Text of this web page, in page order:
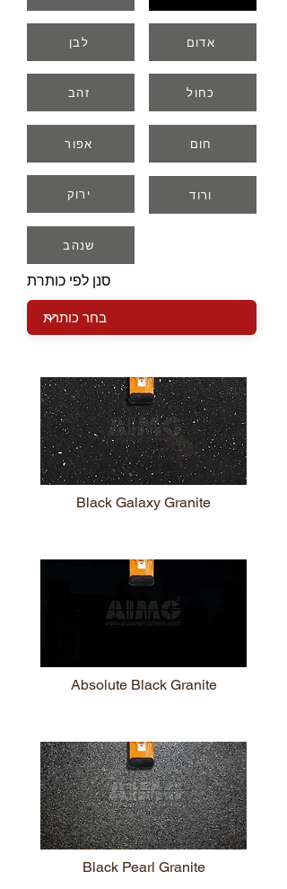
לבן אדום
זהב כחול
אפור חום
ירוק ורוד
שנהב
סנן לפי כותרת
Black Galaxy Granite
Absolute Black Granite
Black Pearl Granite